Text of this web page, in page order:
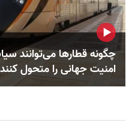
چگونه قطارها می‌توانند
امنیت جهانی را متحول کنند